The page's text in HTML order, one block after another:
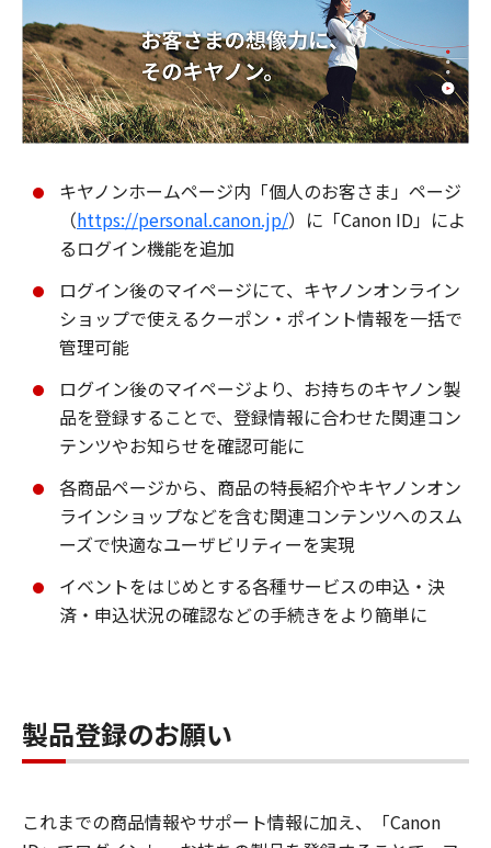
キヤノンホームページ内「個人のお客さま」ページ
（https://personal.canon.jp/）に「Canon ID」によ
るログイン機能を追加
ログイン後のマイページにて、キヤノンオンライン
ショップで使えるクーポン・ポイント情報を一括で
管理可能
ログイン後のマイページより、お持ちのキヤノン製
品を登録することで、登録情報に合わせた関連コン
テンツやお知らせを確認可能に
各商品ページから、商品の特長紹介やキヤノンオン
ラインショップなどを含む関連コンテンツへのスム
ーズで快適なユーザビリティーを実現
イベントをはじめとする各種サービスの申込・決
済・申込状況の確認などの手続きをより簡単に
製品登録のお願い
これまでの商品情報やサポート情報に加え、「Canon